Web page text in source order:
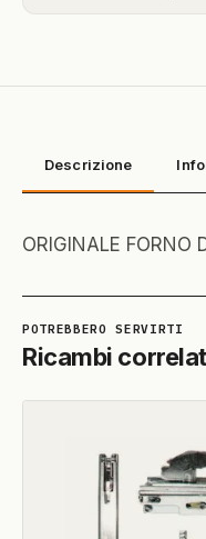
Descrizione
ORIGINALE
Ricambi